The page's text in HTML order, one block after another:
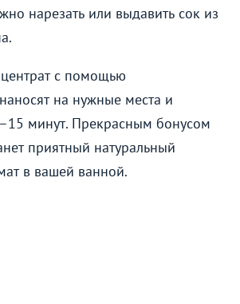
нарезать или выдавить сок из
с помощью
на нужные места и
минут. Прекрасным бонусом
приятный натуральный
в вашей ванной.